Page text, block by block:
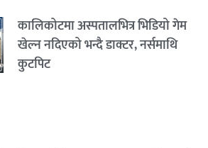
कालिकोटमा अस्पतालभित्र भिडियो गेम
खेल्न नदिएको भन्दै डाक्टर, नर्समाथि
कुटपिट